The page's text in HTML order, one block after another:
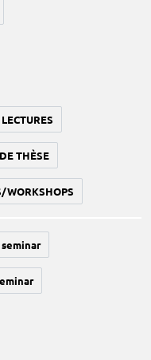
THÈSE
WORKSHOPS